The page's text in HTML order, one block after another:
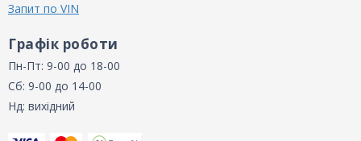
Запит по VIN
Графік роботи
Пн-Пт: 9-00 до 18-00
Сб: 9-00 до 14-00
Нд: вихідний